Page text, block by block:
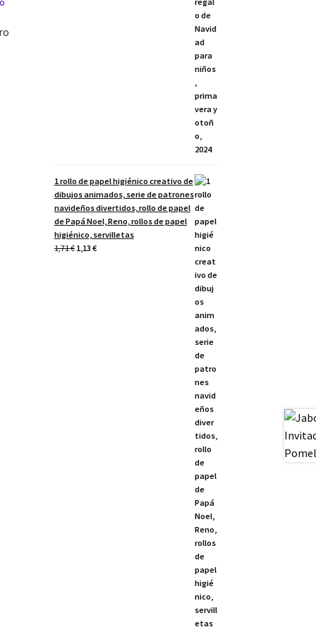
1 rollo de papel higiénico creativo de
dibujos animados, serie de patrones
navideños divertidos, rollo de papel
de Papá Noel, Reno, rollos de papel
higiénico, servilletas
1,71€ El1,13 €El